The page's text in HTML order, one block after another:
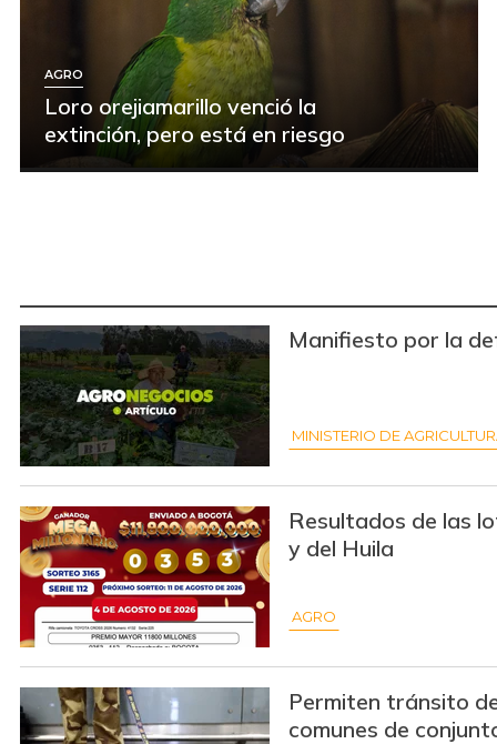
AGRO
Loro orejiamarillo venció la
extinción, pero está en riesgo
Manifiesto por la
MINISTERIO DE
Resultados de las
y del Huila
AGRO
Permiten tránsito
comunes de